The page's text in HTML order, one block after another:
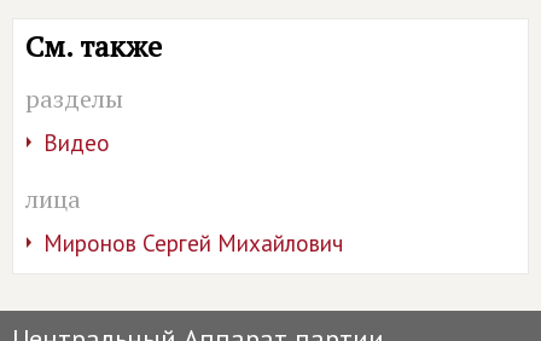
См. также
разделы
Видео
лица
Миронов Сергей Михайлович